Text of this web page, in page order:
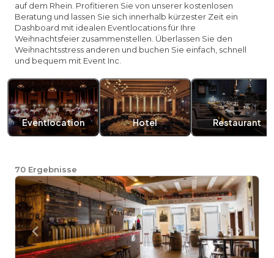
auf dem Rhein. Profitieren Sie von unserer kostenlosen
Beratung und lassen Sie sich innerhalb kürzester Zeit ein
Dashboard mit idealen Eventlocations für Ihre
Weihnachtsfeier zusammenstellen. Überlassen Sie den
Weihnachtsstress anderen und buchen Sie einfach, schnell
und bequem mit Event Inc.
Eventlocation Hotel Restaurant
70 Ergebnisse